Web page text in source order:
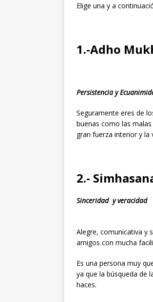
Elige una y a
1.-Adho
Persistencia y
Seguramente eres de
buenas como las
gran fuerza interior y la
2.-
Sinceridad y veracidad
Alegre, comunicativa y
amigos con mucha
Es una persona muy
ya que la búsqueda de
haces.